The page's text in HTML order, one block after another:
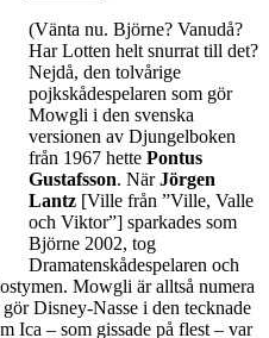
(Vänta nu. Björne? Vanudå?
Har Lotten helt snurrat till det?
Nejdå, den tolvårige
pojkskådespelaren som gör
Mowgli i den svenska
versionen av Djungelboken
från 1967 hette Pontus
Gustafsson. NärJörgen
Lantz [Ville från ”Ville, Valle
och Viktor”] sparkades som
Björne 2002, tog
Dramatenskådespelaren och
Mowgli är alltså numera
Disney-Nasse i den tecknade
Ica – som gissade på flest – var